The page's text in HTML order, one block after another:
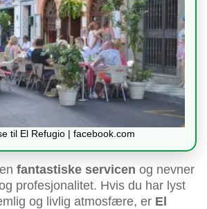
til El Refugio | facebook.com
fantastiske servicen og nevner
profesjonalitet. Hvis du har lyst
og livlig atmosfære, er El